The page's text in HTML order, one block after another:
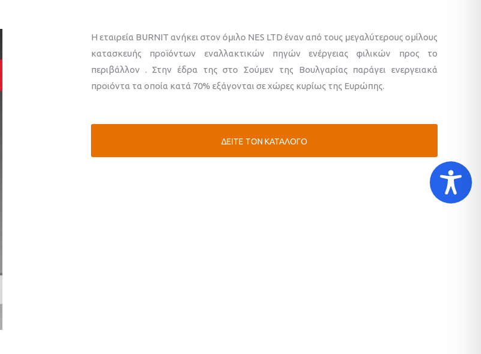
Η εταιρεία BURNIT ανήκει στον όμιλο NES LTD έναν από τους μεγαλύτερους ομίλους
κατασκευής προϊόντων εναλλακτικών πηγών ενέργειας φιλικών προς το
περιβάλλον . Στην έδρα της στο Σούμεν της Βουλγαρίας παράγει ενεργειακά
προιόντα τα οποία κατά 70% εξάγονται σε χώρες κυρίως της Ευρώπης.
ΔΕΙΤΕ ΤΟΝ ΚΑΤΑΛΟΓΟ